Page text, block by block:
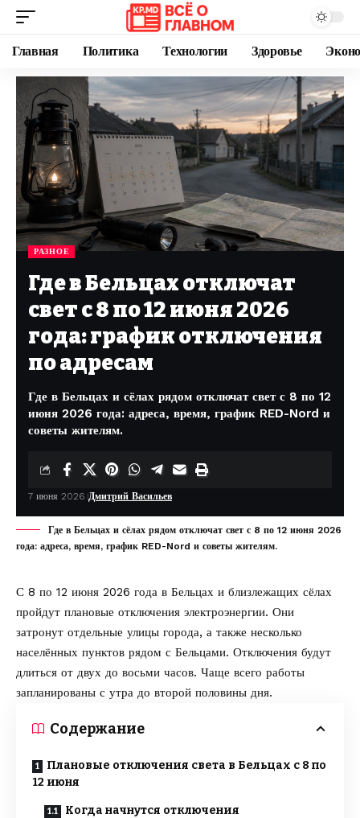
Главная Политика Технологии Здоровье
РАЗНОЕ
Где в Бельцах отключат
свет с 8 по 12 июня 2026
года: график отключения
по адресам
Где в Бельцах и сёлах рядом отключат свет с 8 по 12
июня 2026 года: адреса, время, график RED-Nord и
советы жителям.
7 июня 2026 Дмитрий Васильев
Где в Бельцах и сёлах рядом отключат свет с 8 по 12 июня 2026
года: адреса, время, график RED-Nord и советы жителям.
С 8 по 12 июня 2026 года в Бельцах и близлежащих сёлах
пройдут плановые отключения электроэнергии. Они
затронут отдельные улицы города, а также несколько
населённых пунктов рядом с Бельцами. Отключения будут
длиться от двух до восьми часов. Чаще всего работы
запланированы с утра до второй половины дня.
Содержание
Плановые отключения света в Бельцах с 8 по
12 июня
Когда начнутся отключения